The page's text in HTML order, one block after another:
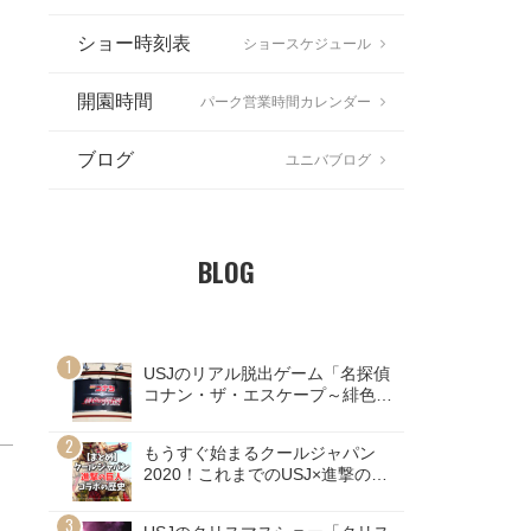
ショー時刻表 ショースケジュール
開園時間 パーク営業時間カレンダー
ブログ ユニバブログ
BLOG
USJのリアル脱出ゲーム「名探偵
コナン・ザ・エスケープ～緋色の
もうすぐ始まるクールジャパン
2020！これまでのUSJ×進撃の巨